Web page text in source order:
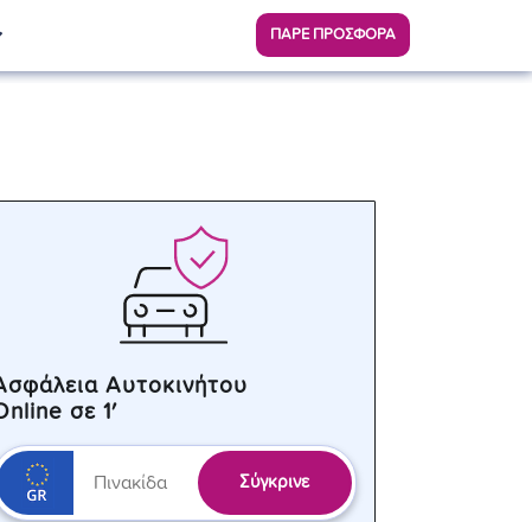
ΠΑΡΕ ΠΡΟΣΦΟΡΑ
Αυτοκινήτου
σε 1′
Σύγκρινε